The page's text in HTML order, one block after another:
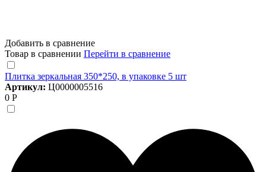
Добавить в сравнение
Товар в сравнении Перейти в сравнение
Плитка зеркальная 350*250, в упаковке 5 шт
Артикул: Ц0000005516
0 Р